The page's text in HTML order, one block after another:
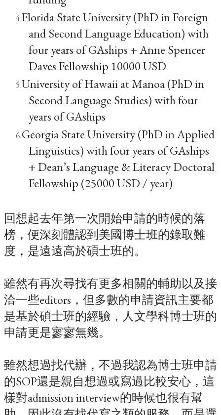
Florida State University (PhD in Foreign
and Second Language Education) with
four years of GAships + Anne Spencer
Daves Fellowship 10000 USD
University of Hawaii at Manoa (PhD in
Second Language Studies) with four
years of GAships
Georgia State University (PhD in Applied
Linguistics) with four years of GAships
+ Dean’s Language & Literacy Doctoral
Fellowship (25000 USD / year)
回想起去年第一次開始申請的時候的落
榜，便深刻體認到美國博士班的錄取難
度，是遠遠高於碩士班的。
雖然有再次尋找有更多相關的輔助以及接
洽一些editors，但多數的申請資訊主要都
是基於碩士班的經驗，人文學科博士班的
申請更是寥寥無幾。
雖然想過找代辦，不過我認為博士班申請
的SOP還是親自想過或寫過比較安心，這
樣對admission interview的時候也很有幫